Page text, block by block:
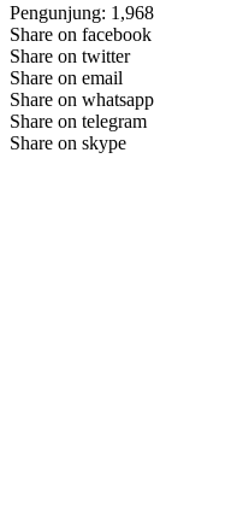
Pengunjung: 1,968
Share on facebook
Share on twitter
Share on email
Share on whatsapp
Share on telegram
Share on skype